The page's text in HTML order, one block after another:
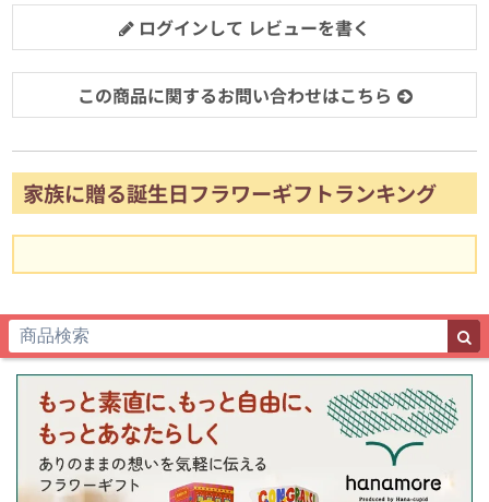
ログインして レビューを書く
この商品に関するお問い合わせはこちら
家族に贈る誕生日フラワーギフトランキング